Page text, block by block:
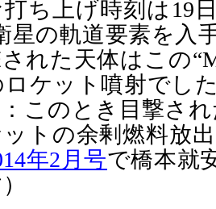
ち上げ時刻は19
星の軌道要素を入
れた天体はこの
ケット噴射でし
：このとき目撃さ
トの余剰燃料放
年2月号で橋本就